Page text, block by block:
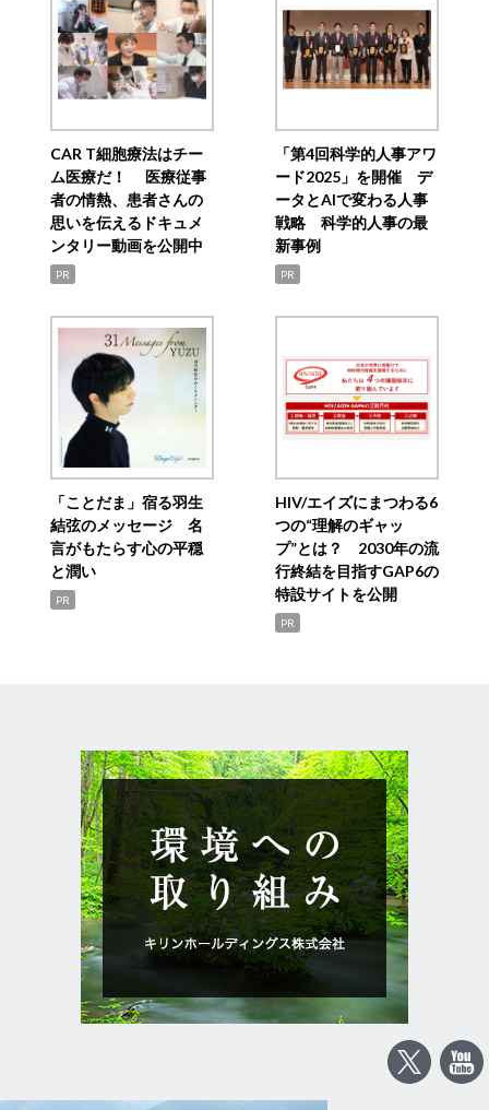
CAR T細胞療法はチー
ム医療だ！ 医療従事
者の情熱、患者さんの
思いを伝えるドキュメ
ンタリー動画を公開中
PR
「第4回科学的人事アワ
ード2025」を開催 デ
ータとAIで変わる人事
戦略 科学的人事の最
新事例
PR
「ことだま」宿る羽生
結弦のメッセージ 名
言がもたらす心の平穏
と潤い
PR
HIV/エイズにまつわる6
つの“理解のギャッ
プ”とは？ 2030年の流
行終結を目指すGAP6の
特設サイトを公開
PR